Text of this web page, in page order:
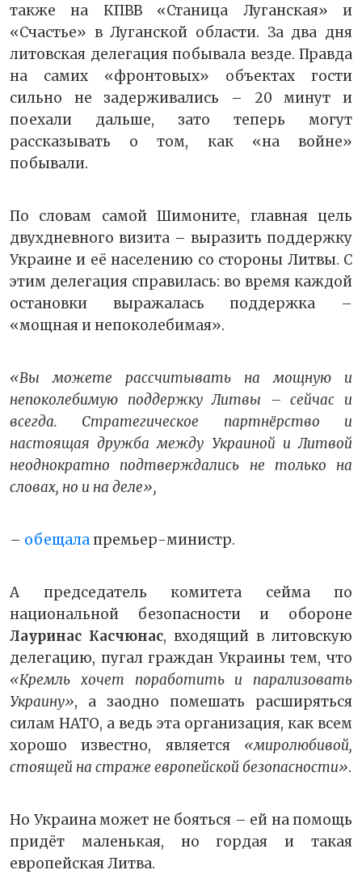
также на КПВВ «Станица Луганская» и
«Счастье» в Луганской области. За два дня
литовская делегация побывала везде. Правда
на самих «фронтовых» объектах гости
сильно не задерживались – 20 минут и
поехали дальше, зато теперь могут
рассказывать о том, как «на войне»
побывали.
По словам самой Шимоните, главная цель
двухдневного визита – выразить поддержку
Украине и её населению со стороны Литвы. С
этим делегация справилась: во время каждой
остановки выражалась поддержка –
«мощная и непоколебимая».
«Вы можете рассчитывать на мощную и
непоколебимую поддержку Литвы – сейчас и
всегда. Стратегическое партнёрство и
настоящая дружба между Украиной и Литвой
неоднократно подтверждались не только на
словах, но и на деле»,
– обещалапремьер-министр.
А председатель комитета сейма по
национальной безопасности и обороне
Лауринас Касчюнас, входящий в литовскую
делегацию, пугал граждан Украины тем, что
«Кремль хочет поработить и парализовать
Украину», а заодно помешать расширяться
силам НАТО, а ведь эта организация, как всем
хорошо известно, является «миролюбивой,
стоящей на страже европейской безопасности».
Но Украина может не бояться – ей на помощь
придёт маленькая, но гордая и такая
европейская Литва.